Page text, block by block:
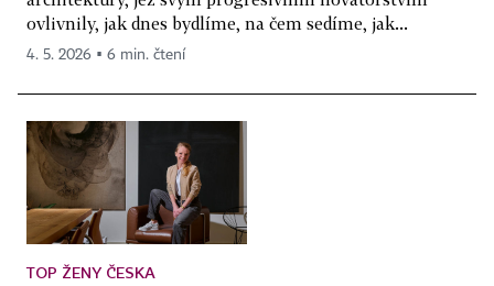
ovlivnily, jak dnes bydlíme, na čem sedíme, jak...
4. 5. 2026 ▪ 6 min. čtení
TOP ŽENY ČESKA